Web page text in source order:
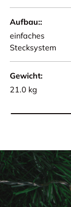
Aufbau:
einfaches
Stecksystem
Gewicht
21.0 kg